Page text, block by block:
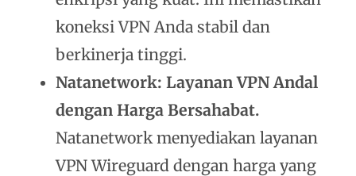
koneksi VPN Anda stabil dan
berkinerja tinggi.
Natanetwork: Layanan VPN Andal
dengan Harga Bersahabat.
Natanetwork menyediakan layanan
VPN Wireguard dengan harga yang